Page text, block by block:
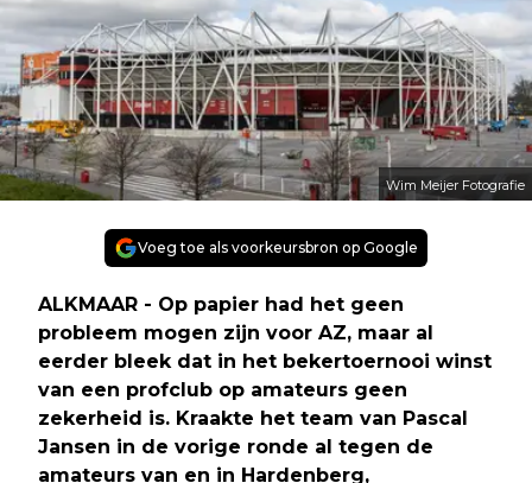
Wim Meijer Fotografie
Voeg toe als voorkeursbron op Google
ALKMAAR - Op papier had het geen
probleem mogen zijn voor AZ, maar al
eerder bleek dat in het bekertoernooi winst
van een profclub op amateurs geen
zekerheid is. Kraakte het team van Pascal
Jansen in de vorige ronde al tegen de
amateurs van en in Hardenberg,